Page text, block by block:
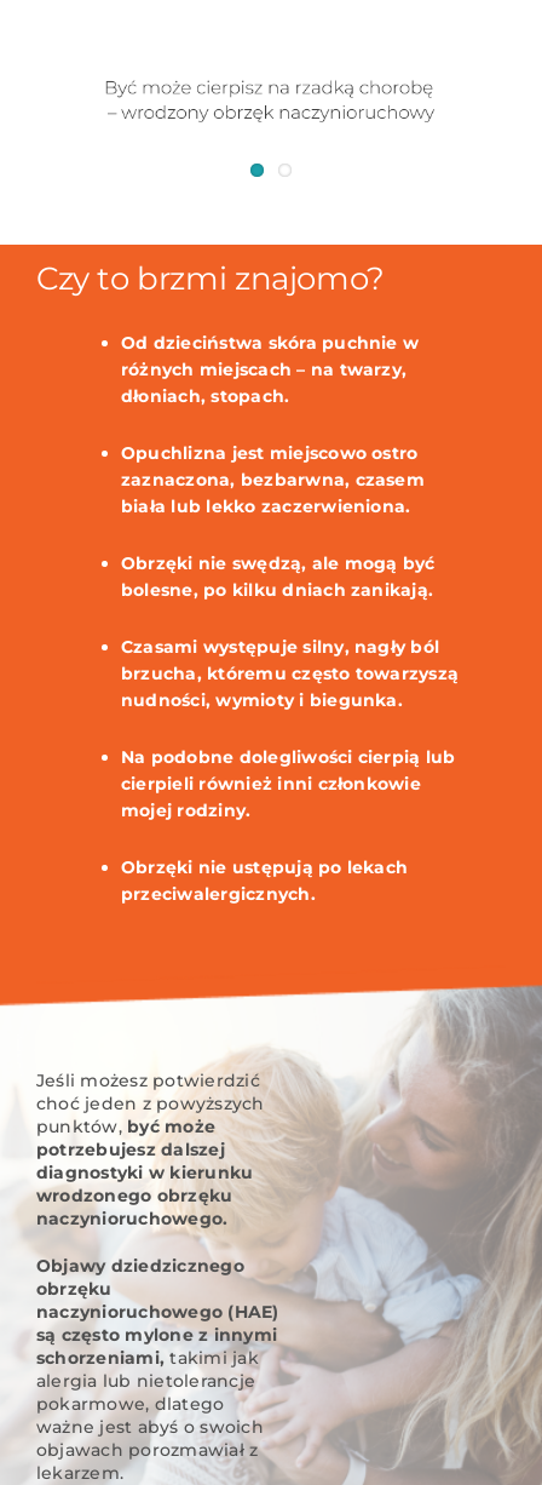
Czy to brzmi znajomo?
Od dzieciństwa skóra puchnie w
różnych miejscach – na twarzy,
dłoniach, stopach.
Opuchlizna jest miejscowo ostro
zaznaczona, bezbarwna, czasem
biała lub lekko zaczerwieniona.
Obrzęki nie swędzą, ale mogą być
bolesne, po kilku dniach zanikają.
Czasami występuje silny, nagły ból
brzucha, któremu często towarzyszą
nudności, wymioty i biegunka.
Na podobne dolegliwości cierpią lub
cierpieli również inni członkowie
mojej rodziny.
Obrzęki nie ustępują po lekach
przeciwalergicznych.
Jeśli możesz potwierdzić
choć jeden z powyższych
punktów, być może
potrzebujesz dalszej
diagnostyki w kierunku
wrodzonego obrzęku
naczynioruchowego.
Objawy dziedzicznego
obrzęku
naczynioruchowego (HAE)
są często mylone z innymi
schorzeniami, takimi jak
alergia lub nietolerancje
pokarmowe, dlatego
ważne jest abyś o swoich
objawach porozmawiał z
lekarzem.